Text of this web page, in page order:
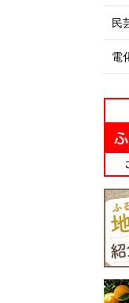
ン」の作者である青
に「名探偵コナン」
所蔵物や作品が展示
青山剛昌ふるさと館
め、駅から青山剛昌
と館までの約1.4km
ン通り」と名付け、
クターのブロンズ像
ーオブジェが点在す
「名探偵コナンに会
ち」づくりを進めて
町を応援していただ
なさまと一緒に持続
【箱根町】JTBふ
行クーポン（Eメー
行）（30,000円分
行 観光 旅行券 旅
ン クーポン 箱根町
民
電